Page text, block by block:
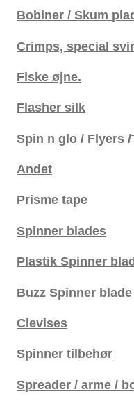
Bobiner / Skum
Crimps, special
Fiske øjne.
Flasher silk
Spin n glo / Flyers
Andet
Prisme tape
Spinner blades
Plastik Spinner
Buzz Spinner blade
Clevises
Spinner tilbehør
Spreader / arme /